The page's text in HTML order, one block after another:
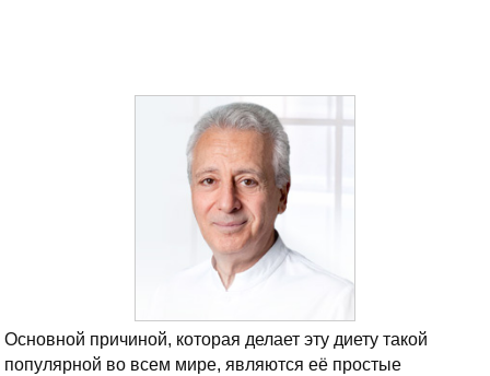
Основной причиной, которая делает эту диету такой
популярной во всем мире, являются её простые